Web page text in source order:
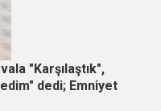
"Karşılaştık",
dedi; Emniyet